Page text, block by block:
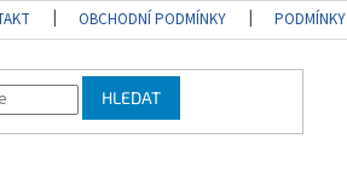
OBCHODNÍ PODMÍNKY
HLEDAT